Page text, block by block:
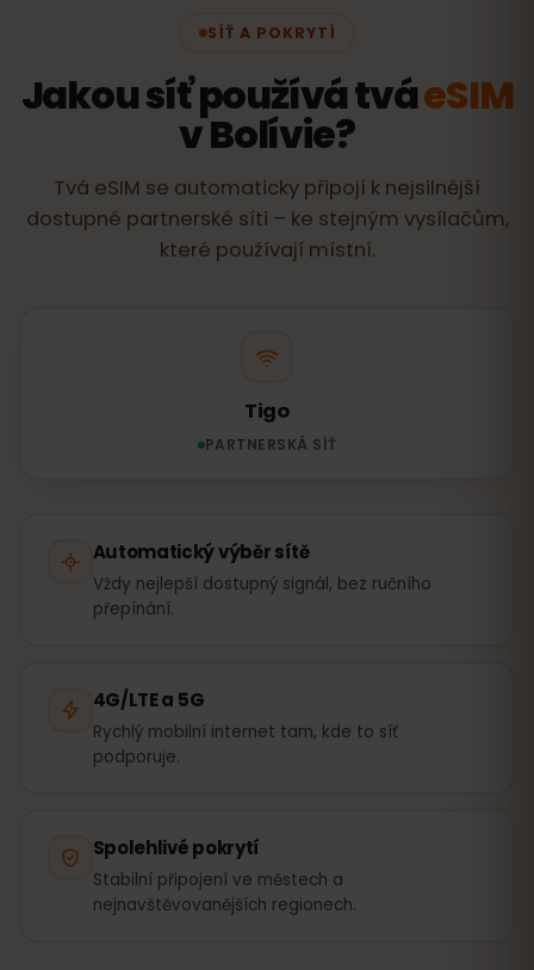
SÍŤ A POKRYTÍ
Jakou síť používá tváeSIM
v Bolívie?
Tvá eSIM se automaticky připojí k nejsilnější
dostupné partnerské síti – ke stejným vysílačům,
které používají místní.
Tigo
PARTNERSKÁ SÍŤ
Automatický výběr sítě
Vždy nejlepší dostupný signál, bez ručního
přepínání.
4G/LTE a 5G
Rychlý mobilní internet tam, kde to síť
podporuje.
Spolehlivé pokrytí
Stabilní připojení ve městech a
nejnavštěvovanějších regionech.